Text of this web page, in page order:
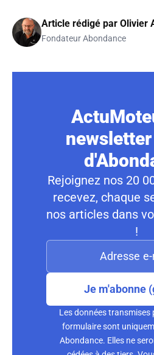
Article rédigé par Olivier
Fondateur Abondance
Rejoignez nos 20
recevez, chaque
nos articles dans
!
Je m'abonne
Les données transmises
formulaire sont
Abondance. Elles ne